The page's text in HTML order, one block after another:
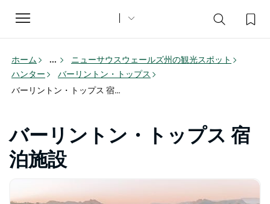
Toggle
navigation
ホーム ...
ニューサウスウェールズ州の観光スポット
ハンター
バーリントン・トップス
バーリントン・トップス 宿泊施設
バーリントン・トップス 宿
泊施設